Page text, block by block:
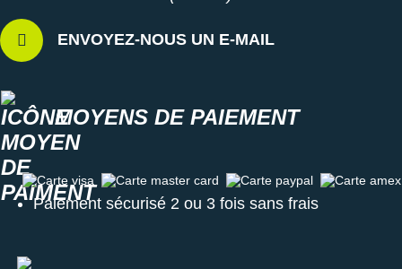
ENVOYEZ-NOUS UN E-MAIL
MOYENS DE PAIEMENT
Carte visa Carte master card Carte paypal Carte amex
Paiement sécurisé 2 ou 3 fois sans frais